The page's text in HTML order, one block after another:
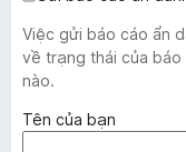
Việc gửi báo cáo ẩn
về trạng thái của
nào.
Tên của bạn